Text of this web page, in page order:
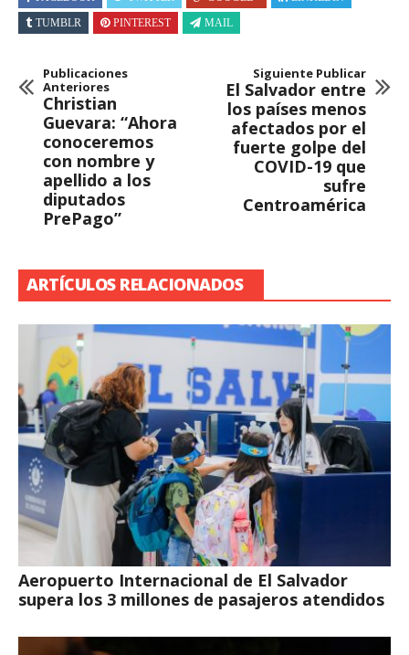
TUMBLR
PINTEREST MAIL
Publicaciones
Anteriores
Christian
Guevara: “Ahora
conoceremos
con nombre y
apellido a los
diputados
PrePago”
Siguiente Publicar
El Salvador entre
los países menos
afectados por el
fuerte golpe del
COVID-19 que
sufre
Centroamérica
ARTÍCULOS RELACIONADOS
Aeropuerto Internacional de El Salvador
supera los 3 millones de pasajeros atendidos